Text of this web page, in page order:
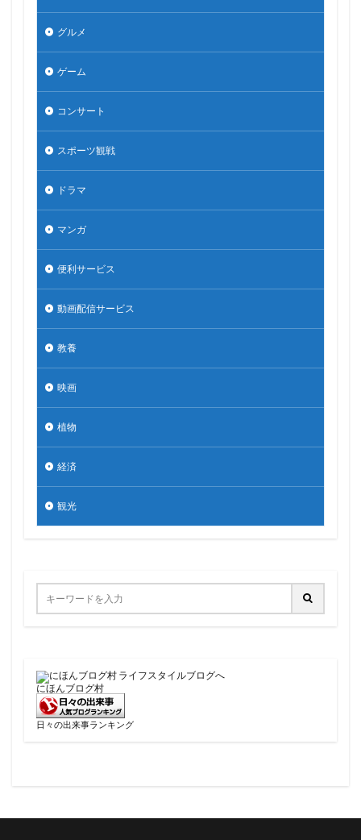
グルメ
ゲーム
コンサート
スポーツ観戦
ドラマ
マンガ
便利サービス
動画配信サービス
教養
映画
植物
経済
観光
にほんブログ村
日々の出来事ランキング